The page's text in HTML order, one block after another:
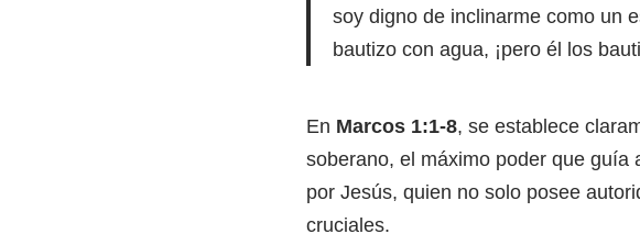
soy digno de inclinarme como un
bautizo con agua, ¡pero él los
En Marcos 1:1-8, se establece
soberano, el máximo poder que guía
por Jesús, quien no solo posee
cruciales.